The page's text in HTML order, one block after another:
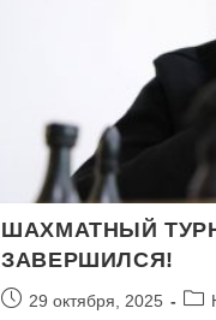
ШАХМАТНЫЙ
ЗАВЕРШИЛСЯ!
29 октября, 2025